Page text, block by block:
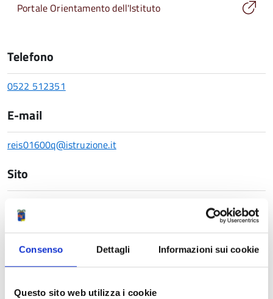
Consenso Dettagli Informazioni sui cookie
Questo sito web utilizza i cookie
Portale Orientamento dell'Istituto
Telefono
0522 512351
E-mail
reis01600q@istruzione.it
Sito
Indirizzo
Mappa